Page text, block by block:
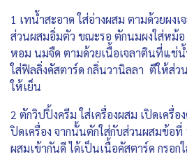
1 เทน้ำสะอาด ใส่อ่างผสม ตามด้วยผง
ส่วนผสมอิ่มตัว ขณะรอ ตักนมผงใส่หม้
หอม นมจืด ตามด้วยเนื้อเจลาตินที่แช่น้
ใส่ฟิลลิ่งคัสตาร์ด กลิ่นวานิลลา ตีให้ส่
ให้เย็น
2 ตักวิปปิ้งครีม ใส่เครื่องผสม เปิดเครื่
ปิดเครื่อง จากนั้นตักใส่กับส่วนผสมข้อที่
ผสมเข้ากันดี ได้เป็นเนื้อคัสตาร์ด กรอก